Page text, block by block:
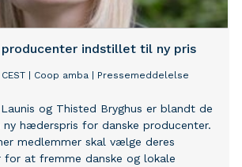
producenter indstillet til ny pris
Coop amba Pressemeddelelse
og Thisted Bryghus er blandt de
hæderspris for danske producenter.
medlemmer skal vælge deres
for at fremme danske og lokale